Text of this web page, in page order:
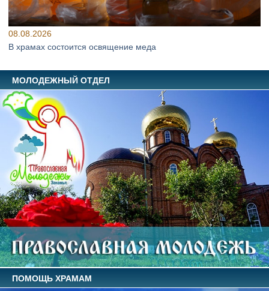
08.08.2026
В храмах состоится освящение меда
МОЛОДЕЖНЫЙ ОТДЕЛ
ПОМОЩЬ ХРАМАМ